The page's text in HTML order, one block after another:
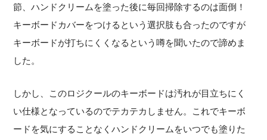
節、ハンドクリームを塗った後に毎回掃除するのは面倒！
キーボードカバーをつけるという選択肢も合ったのですが
キーボードが打ちにくくなるという噂を聞いたので諦めま
した。
しかし、このロジクールのキーボードは汚れが目立ちにく
い仕様となっているのでテカテカしません。これでキーボ
ードを気にすることなくハンドクリームをいつでも塗りた